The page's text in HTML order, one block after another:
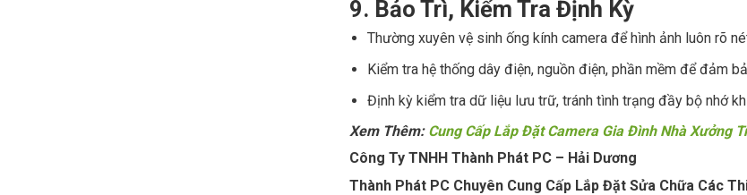
9. Bảo Trì, Kiểm Tra Định Kỳ
Thường xuyên vệ sinh ống kính camera để hình ảnh luôn rõ
Kiểm tra hệ thống dây điện, nguồn điện, phần mềm để đảm
Định kỳ kiểm tra dữ liệu lưu trữ, tránh tình trạng đầy bộ nhớ
Xem Thêm: Cung Cấp Lắp Đặt Camera Gia Đình Nhà Xưởng
Công Ty TNHH Thành Phát PC – Hải Dương
Thành Phát PC Chuyên Cung Cấp Lắp Đặt Sửa Chữa Các